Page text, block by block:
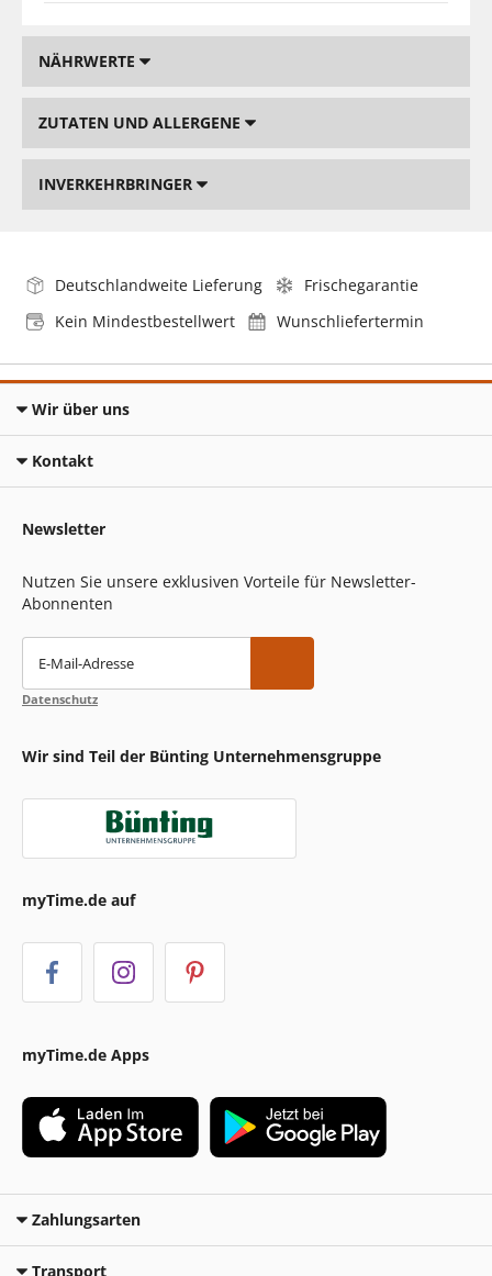
NÄHRWERTE
ZUTATEN UND ALLERGENE
INVERKEHRBRINGER
Deutschlandweite Lieferung
Frischegarantie
Kein Mindestbestellwert
Wunschliefertermin
Wir über uns
Kontakt
Newsletter
Nutzen Sie unsere exklusiven Vorteile für Newsletter-
Abonnenten
E-Mail-Adresse
Datenschutz
Wir sind Teil der Bünting Unternehmensgruppe
myTime.de auf
myTime.de Apps
Zahlungsarten
Transport